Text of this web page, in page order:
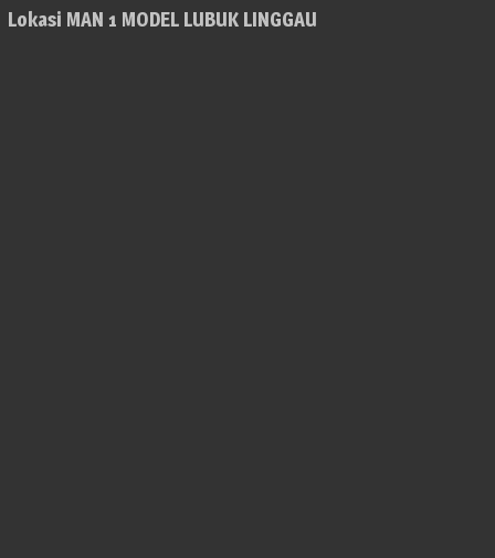
Lokasi MAN 1 MODEL LUBUK LINGGAU